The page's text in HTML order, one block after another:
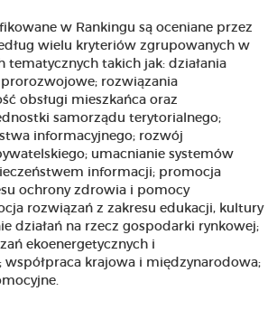
w Rankingu są oceniane przez
wielu kryteriów zgrupowanych w
tematycznych takich jak: działania
rozwiązania
obsługi mieszkańca oraz
samorządu terytorialnego;
informacyjnego; rozwój
umacnianie systemów
informacji; promocja
ochrony zdrowia i pomocy
rozwiązań z zakresu edukacji, kultury
działań na rzecz gospodarki rynkowej;
ekoenergetycznych i
współpraca krajowa i międzynarodowa;